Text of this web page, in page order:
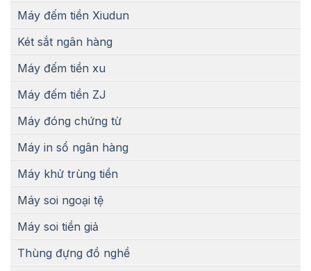
Máy đếm tiền Xiudun
Két sắt ngân hàng
Máy đếm tiền xu
Máy đếm tiền ZJ
Máy đóng chứng từ
Máy in sổ ngân hàng
Máy khử trùng tiền
Máy soi ngoại tệ
Máy soi tiền giả
Thùng đựng đồ nghề